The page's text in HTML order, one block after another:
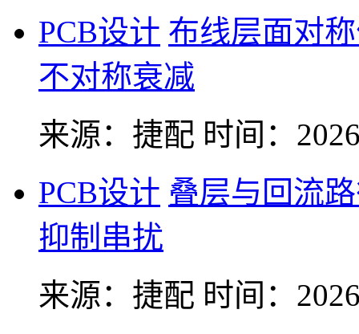
PCB设计 布线层面对
不对称衰减
来源：捷配 时间：
PCB设计 叠层与回流
抑制串扰
来源：捷配 时间：